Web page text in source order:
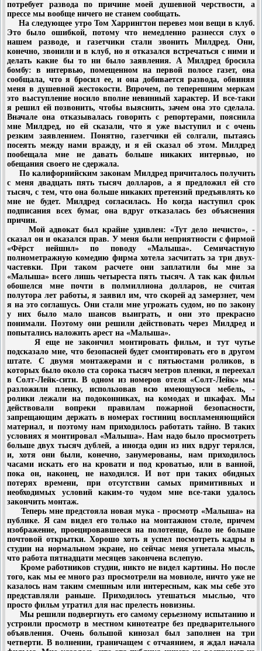
потребует развода по причине моей душевной черствости, а
прессе мы вообще ничего не станем сообщать.
На следующее утро Том Харрингтон перевез мои вещи в клуб.
Это было ошибкой, потому что немедленно разнесся слух о
нашем разводе, и газетчики стали звонить Милдред. Они,
конечно, звонили и в клуб, но я отказался встречаться с ними и
делать какие бы то ни было заявления. А Милдред бросила
бомбу: в интервью, помещенном на первой полосе газет, она
сообщала, что я бросил ее, и она добивается развода, обвиняя
меня в душевной жестокости. Впрочем, по теперешним меркам
это выступление носило вполне невинный характер. И все-таки
я решил ей позвонить, чтобы выяснить, зачем она это сделала.
Вначале она отказывалась говорить с репортерами, пояснила
мне Милдред, но ей сказали, что я уже выступил и с очень
резким заявлением. Понятно, газетчики ей солгали, пытаясь
посеять между нами вражду, и я ей сказал об этом. Милдред
пообещала мне не давать больше никаких интервью, но
обещания своего не сдержала.
По калифорнийским законам Милдред причиталось получить
с меня двадцать пять тысяч долларов, а я предложил ей сто
тысяч, с тем, что она больше никаких претензий предъявлять ко
мне не будет. Милдред согласилась. Но когда наступил срок
подписания всех бумаг, она вдруг отказалась без объяснения
причин.
Мой адвокат был крайне удивлен: «Тут дело нечисто», -
сказал он и оказался прав. У меня были неприятности с фирмой
«Фёрст нейшнл» по поводу «Малыша». Семичастную
полнометражную комедию фирма хотела засчитать за три двух-
частевки. При таком расчете они заплатили бы мне за
«Малыша» всего лишь четыреста пять тысяч. А так как фильм
обошелся мне почти в полмиллиона долларов, не считая
полутора лет работы, я заявил им, что скорей ад замерзнет, чем
я на это соглашусь. Они стали мне угрожать судом, но по закону
у них было мало шансов выиграть, и они это прекрасно
понимали. Поэтому они решили действовать через Милдред и
попытались наложить арест на «Малыша».
Я еще не закончил монтировать фильм, и тут чутье
подсказало мне, что безопасней будет смонтировать его в другом
штате. С двумя монтажерами и с пятьюстами роликов, в
которых было около ста сорока тысяч метров пленки, я переехал
в Солт-Лейк-сити. В одном из номеров отеля «Солт-Лейк» мы
разложили пленку, использовав всю имеющуюся мебель, -
ролики лежали на подоконниках, на комодах и шкафах. Мы
действовали вопреки правилам пожарной безопасности,
запрещающим держать в номерах гостиниц воспламеняющийся
материал, и поэтому нам приходилось работать тайно. В таких
условиях я монтировал «Малыша». Нам надо было просмотреть
больше двух тысяч дублей, а иногда один из них вдруг терялся,
и, хотя они были, конечно, занумерованы, нам приходилось
часами искать его на кровати и под кроватью, или в ванной,
пока он, наконец, не находился. И вот при таких обидных
потерях времени, при отсутствии самых примитивных и
необходимых условий каким-то чудом мне все-таки удалось
закончить монтаж.
Теперь мне предстояла новая мука - просмотр «Малыша» на
публике. Я сам видел его только на монтажном столе, причем
изображение, проецировавшееся на полотенце, было не больше
почтовой открытки. Хорошо хоть я успел посмотреть кадры в
студии на нормальном экране, но сейчас меня угнетала мысль,
что работа пятнадцати месяцев закончена вслепую.
Кроме работников студии, никто не видел картины. Но после
того, как мы ее много раз просмотрели на мовиоле, ничто уже не
казалось нам таким смешным или интересным, как мы себе это
представляли раньше. Приходилось утешаться мыслью, что
просто фильм утратил для нас прелесть новизны.
Мы решили подвергнуть его самому серьезному испытанию и
устроили просмотр в местном кинотеатре без предварительного
объявления. Очень большой кинозал был заполнен на три
четверти. В волнении, граничащем с отчаянием, я ждал начала